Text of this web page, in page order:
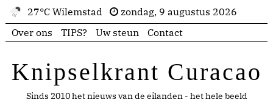
27°C Wilemstad
zondag, 9 augustus 2026
Over ons
TIPS? Uw steun Contact
Knipselkrant Curacao
Sinds 2010 het nieuws van de eilanden - het hele beeld